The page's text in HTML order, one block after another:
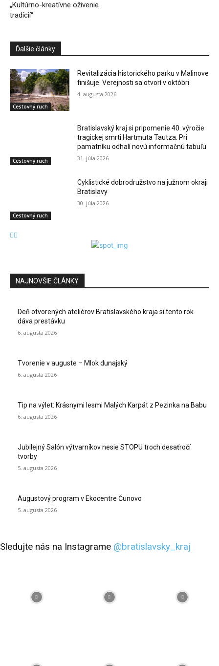
„Kultúrno-kreatívne oživenie
tradícií“
Ďalšie články
Cestovný ruch
Revitalizácia historického parku v Malinove
finišuje. Verejnosti sa otvorí v októbri
4. augusta 2026
Cestovný ruch
Bratislavský kraj si pripomenie 40. výročie
tragickej smrti Hartmuta Tautza. Pri
pamätníku odhalí novú informačnú tabuľu
31. júla 2026
Cestovný ruch
Cyklistické dobrodružstvo na južnom okraji
Bratislavy
30. júla 2026
NAJNOVŠIE ČLÁNKY
Deň otvorených ateliérov Bratislavského kraja si tento rok
dáva prestávku
6. augusta 2026
Tvorenie v auguste – Mlok dunajský
6. augusta 2026
Tip na výlet: Krásnymi lesmi Malých Karpát z Pezinka na Babu
6. augusta 2026
Jubilejný Salón výtvarníkov nesie STOPU troch desaťročí
tvorby
5. augusta 2026
Augustový program v Ekocentre Čunovo
5. augusta 2026
Sledujte nás na Instagrame @bratislavsky_kraj